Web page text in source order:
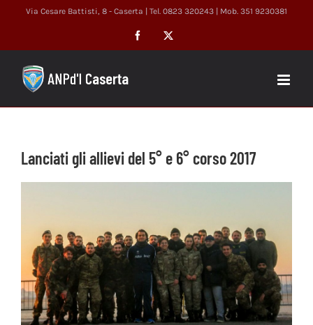
Via Cesare Battisti, 8 - Caserta | Tel. 0823 320243 | Mob. 351 9230381
Facebook
Lanciati gli allievi del 5° e 6° corso 2017